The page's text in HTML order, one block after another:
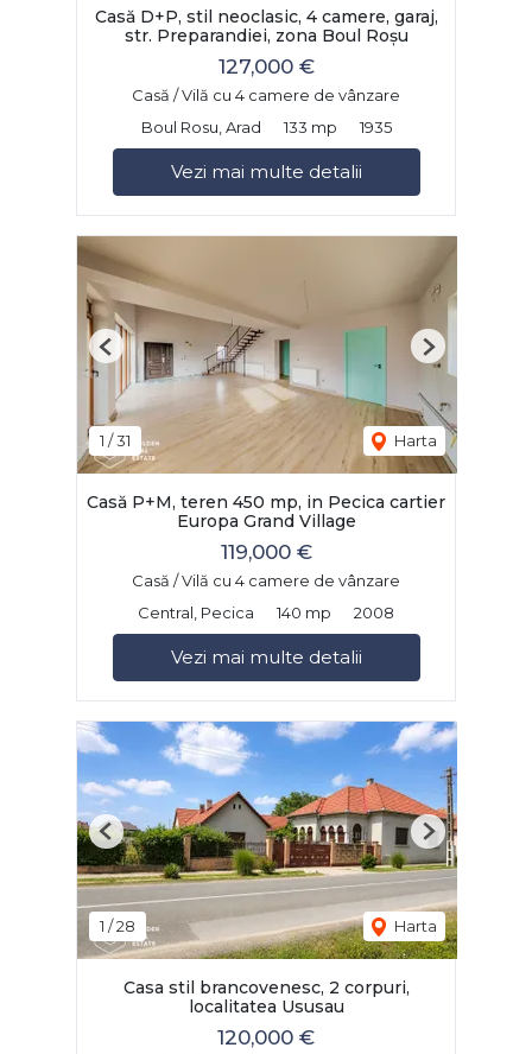
Casă D+P, stil neoclasic, 4 camere, garaj,
str. Preparandiei, zona Boul Roșu
127,000 €
Casă / Vilă cu 4 camere de vânzare
Boul Rosu, Arad
133 mp 1935
Vezi mai multe detalii
1 /31 Harta
Previous Next
Casă P+M, teren 450 mp, in Pecica cartier
Europa Grand Village
119,000 €
Casă / Vilă cu 4 camere de vânzare
Central, Pecica
140 mp 2008
Vezi mai multe detalii
1 /28 Harta
Previous Next
Casa stil brancovenesc, 2 corpuri,
localitatea Ususau
120,000 €